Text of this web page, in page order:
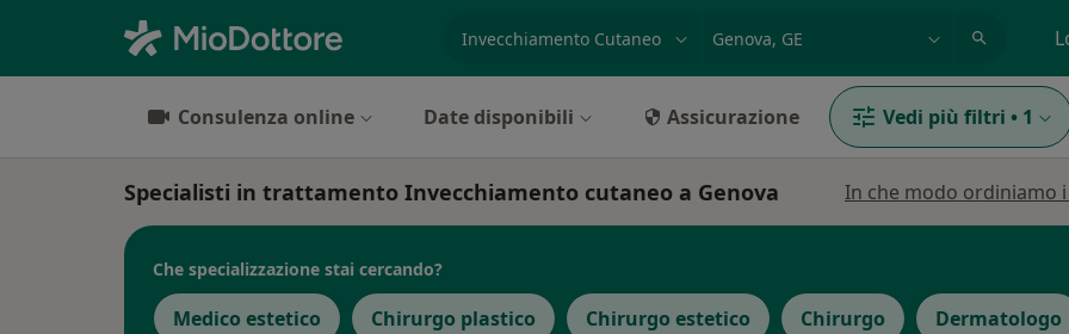
Consulenza online Date disponibili Assicurazione Vedi più filtri • 1
Specialisti in trattamento Invecchiamento cutaneo a Genova In che modo ordiniamo
Che specializzazione stai cercando?
Medico estetico Chirurgo plastico Chirurgo estetico Chirurgo Dermatologo